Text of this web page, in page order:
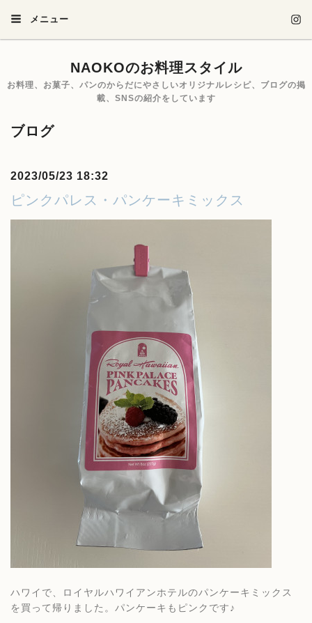
メニュー
NAOKOのお料理スタイル
お料理、お菓子、パンのからだにやさしいオリジナルレシピ、ブログの掲
載、SNSの紹介をしています
ブログ
2023/05/23 18:32
ピンクパレス・パンケーキミックス
ハワイで、ロイヤルハワイアンホテルのパンケーキミックス
を買って帰りました。パンケーキもピンクです♪